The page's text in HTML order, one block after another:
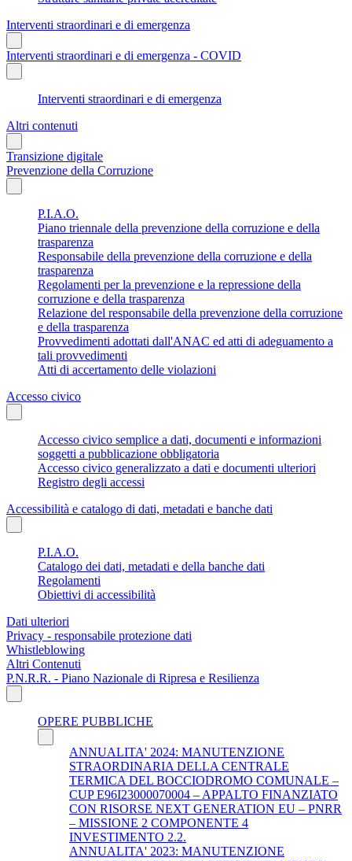
Interventi straordinari e di emergenza
Interventi straordinari e di emergenza - COVID
Interventi straordinari e di emergenza
Altri contenuti
Transizione digitale
Prevenzione della Corruzione
P.I.A.O.
Piano triennale della prevenzione della corruzione e della
trasparenza
Responsabile della prevenzione della corruzione e della
trasparenza
Regolamenti per la prevenzione e la repressione della
corruzione e della trasparenza
Relazione del responsabile della prevenzione della corruzione
e della trasparenza
Provvedimenti adottati dall'ANAC ed atti di adeguamento a
tali provvedimenti
Atti di accertamento delle violazioni
Accesso civico
Accesso civico semplice a dati, documenti e informazioni
soggetti a pubblicazione obbligatoria
Accesso civico generalizzato a dati e documenti ulteriori
Registro degli accessi
Accessibilità e catalogo di dati, metadati e banche dati
P.I.A.O.
Catalogo dei dati, metadati e della banche dati
Regolamenti
Obiettivi di accessibilità
Dati ulteriori
Privacy - responsabile protezione dati
Whistleblowing
Altri Contenuti
P.N.R.R. - Piano Nazionale di Ripresa e Resilienza
OPERE PUBBLICHE
ANNUALITA' 2024: MANUTENZIONE
STRAORDINARIA DELLA CENTRALE
TERMICA DEL BOCCIODROMO COMUNALE –
CUP E96I23000070004 – APPALTO FINANZIATO
CON RISORSE NEXT GENERATION EU – PNRR
– MISSIONE 2 COMPONENTE 4
INVESTIMENTO 2.2.
ANNUALITA' 2023: MANUTENZIONE